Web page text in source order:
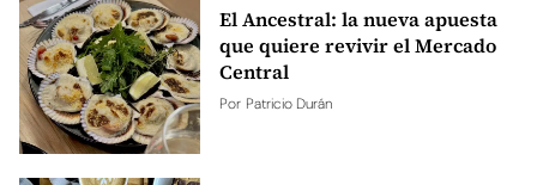
El Ancestral: la nueva apuesta
que quiere revivir el Mercado
Central
Por Patricio Durán